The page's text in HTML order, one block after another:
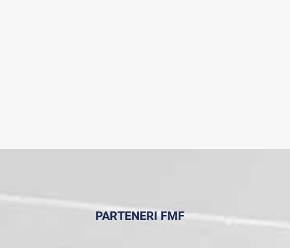
PARTENERI FMF